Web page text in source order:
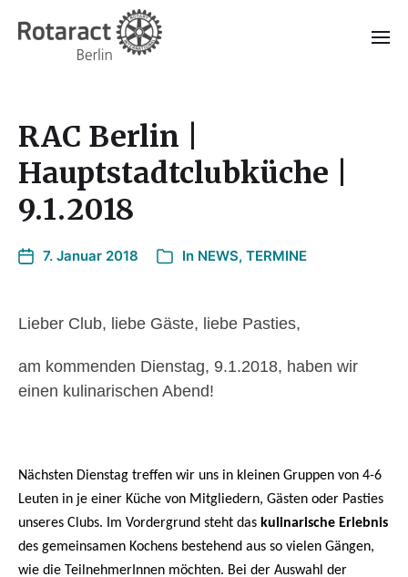
RAC Berlin |
Hauptstadtclubküche |
9.1.2018
7. Januar 2018 In NEWS, TERMINE
Lieber Club, liebe Gäste, liebe Pasties,
am kommenden Dienstag, 9.1.2018, haben wir
einen kulinarischen Abend!
Nächsten Dienstag treffen wir uns in kleinen Gruppen von 4-6
Leuten in je einer Küche von Mitgliedern, Gästen oder Pasties
unseres Clubs. Im Vordergrund steht das kulinarische Erlebnis
des gemeinsamen Kochens bestehend aus so vielen Gängen,
wie die TeilnehmerInnen möchten. Bei der Auswahl der